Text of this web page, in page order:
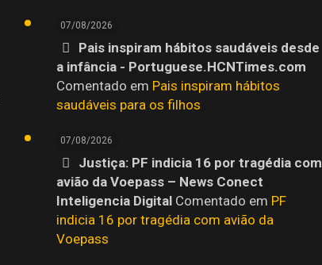
07/08/2026
Pais inspiram hábitos saudáveis desde
a infância - Portuguese.HCNTimes.com
Comentado em Pais inspiram hábitos
saudáveis para os filhos
07/08/2026
Justiça: PF indicia 16 por tragédia com
avião da Voepass – News Conect
Inteligencia DigitalComentado em PF
indicia 16 por tragédia com avião da
Voepass